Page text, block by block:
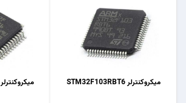
میکروکنترلر STM32F030C6T6 میکروکنترلر STM32F103RBT6